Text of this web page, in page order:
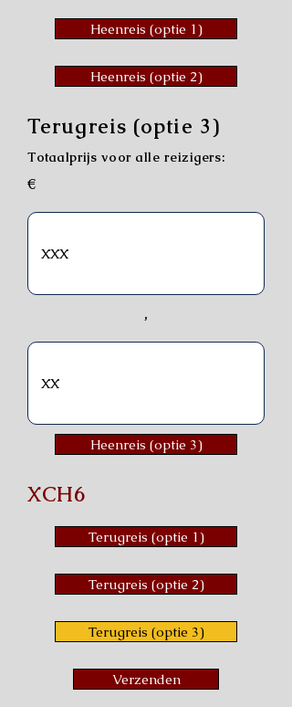
Heenreis (optie 1)
Heenreis (optie 2)
Terugreis (optie 3)
Totaalprijs voor alle reizigers:
€
,
Heenreis (optie 3)
XCH6
Terugreis (optie 1)
Terugreis (optie 2)
Terugreis (optie 3)
Verzenden